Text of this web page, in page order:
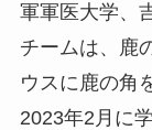
軍軍医大学、
チームは、鹿
ウスに鹿の角
2023年2月に